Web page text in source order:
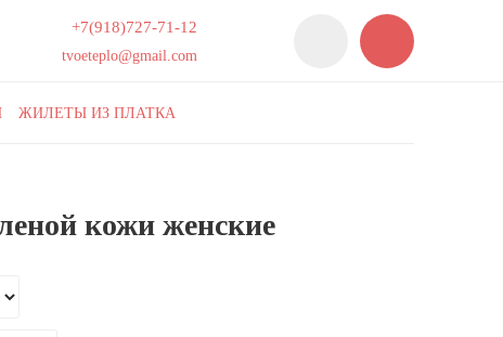
+7(918)727-71-12
tvoeteplo@gmail.com
ЖИЛЕТЫ ИЗ ПЛАТКА
кожи женские